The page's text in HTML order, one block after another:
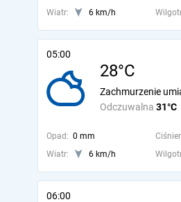
Wiatr:
6 km/h
05:00
28°C
Odczuwalna 31°C
Zachmurzenie
Opad: 0 mm
Wiatr:
6 km/h
06:00